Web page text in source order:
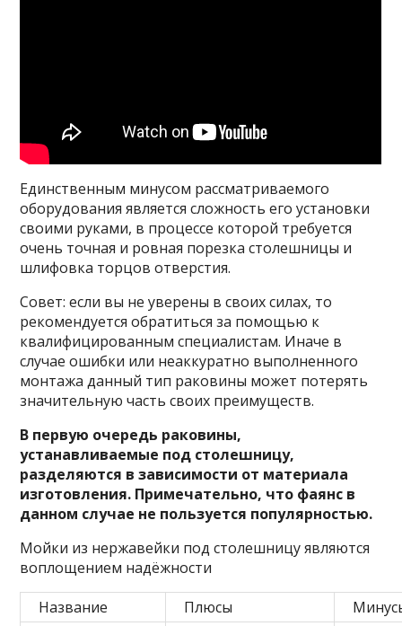
Единственным минусом рассматриваемого
оборудования является сложность его установки
своими руками, в процессе которой требуется
очень точная и ровная порезка столешницы и
шлифовка торцов отверстия.
Совет: если вы не уверены в своих силах, то
рекомендуется обратиться за помощью к
квалифицированным специалистам. Иначе в
случае ошибки или неаккуратно выполненного
монтажа данный тип раковины может потерять
значительную часть своих преимуществ.
В первую очередь раковины,
устанавливаемые под столешницу,
разделяются в зависимости от материала
изготовления. Примечательно, что фаянс в
данном случае не пользуется популярностью.
Мойки из нержавейки под столешницу являются
воплощением надёжности
Название
Плюсы